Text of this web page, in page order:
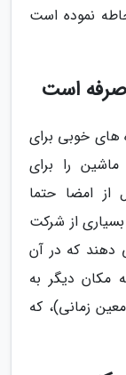
نموده است
صرفه است
های خوبی برای
را برای
از امضا حتما
از شرکت
دهند که در آن
مکان دیگر به
زمانی)، که